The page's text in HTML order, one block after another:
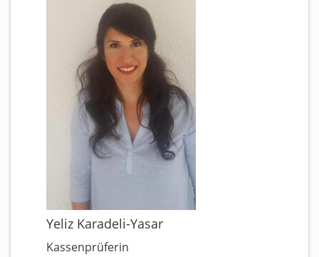
Yeliz Karadeli-Yasar
Kassenprüferin